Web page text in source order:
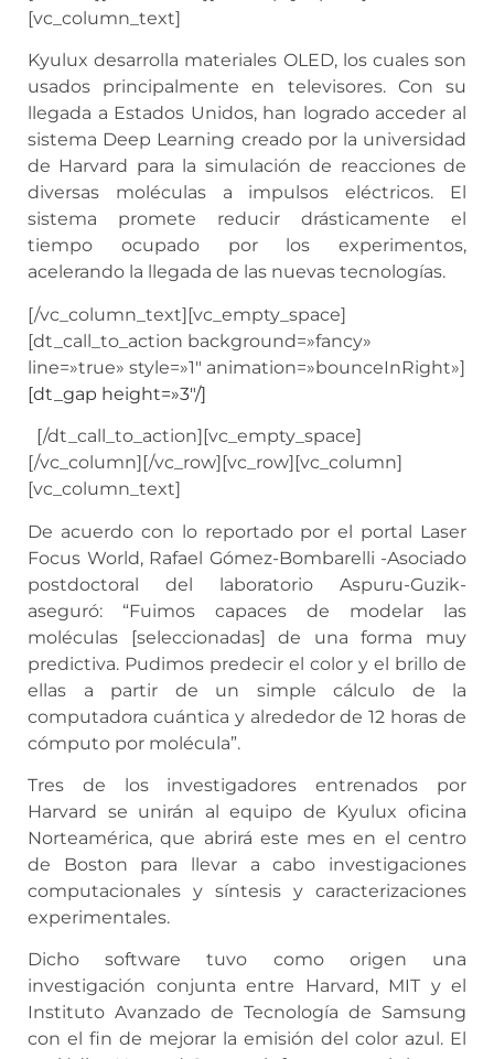
[vc_column_text]
Kyulux desarrolla materiales OLED, los cuales son
usados principalmente en televisores. Con su
llegada a Estados Unidos, han logrado acceder al
sistema Deep Learning creado por la universidad
de Harvard para la simulación de reacciones de
diversas moléculas a impulsos eléctricos. El
sistema promete reducir drásticamente el
tiempo ocupado por los experimentos,
acelerando la llegada de las nuevas tecnologías.
[/vc_column_text][vc_empty_space]
[dt_call_to_action background=»fancy»
line=»true» style=»1″ animation=»bounceInRight»]
[dt_gap height=»3″/]
[/dt_call_to_action][vc_empty_space]
[/vc_column][/vc_row][vc_row][vc_column]
[vc_column_text]
De acuerdo con lo reportado por el portal Laser
Focus World, Rafael Gómez-Bombarelli -Asociado
postdoctoral del laboratorio Aspuru-Guzik-
aseguró: “Fuimos capaces de modelar las
moléculas [seleccionadas] de una forma muy
predictiva. Pudimos predecir el color y el brillo de
ellas a partir de un simple cálculo de la
computadora cuántica y alrededor de 12 horas de
cómputo por molécula”.
Tres de los investigadores entrenados por
Harvard se unirán al equipo de Kyulux oficina
Norteamérica, que abrirá este mes en el centro
de Boston para llevar a cabo investigaciones
computacionales y síntesis y caracterizaciones
experimentales.
Dicho software tuvo como origen una
investigación conjunta entre Harvard, MIT y el
Instituto Avanzado de Tecnología de Samsung
con el fin de mejorar la emisión del color azul. El